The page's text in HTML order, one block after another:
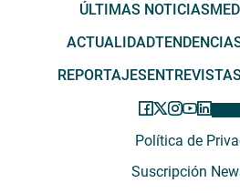
ÚLTIMAS NOTICIAS
ACTUALIDAD
REPORTAJES ENTREVISTAS
Política de
Suscripción